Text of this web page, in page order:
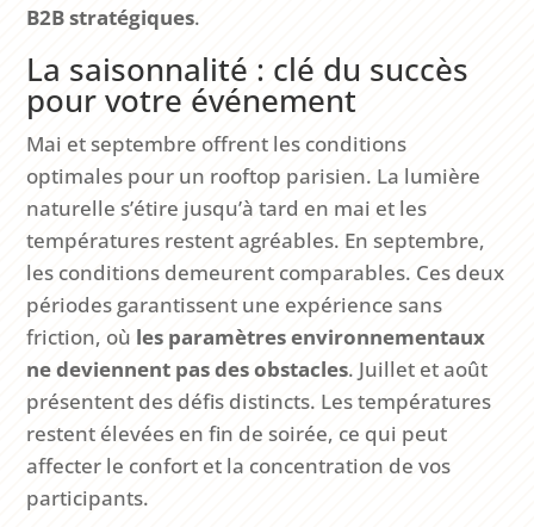
B2B stratégiques.
La saisonnalité : clé du succès
pour votre événement
Mai et septembre offrent les conditions
optimales pour un rooftop parisien. La lumière
naturelle s’étire jusqu’à tard en mai et les
températures restent agréables. En septembre,
les conditions demeurent comparables. Ces deux
périodes garantissent une expérience sans
friction, où les paramètres environnementaux
ne deviennent pas des obstacles. Juillet et août
présentent des défis distincts. Les températures
restent élevées en fin de soirée, ce qui peut
affecter le confort et la concentration de vos
participants.